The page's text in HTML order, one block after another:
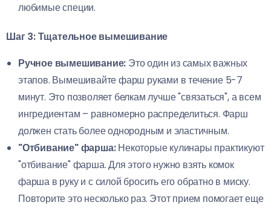
любимые специи.
Шаг 3: Тщательное вымешивание
Ручное вымешивание: Это один из самых важных
этапов. Вымешивайте фарш руками в течение 5-7
минут. Это позволяет белкам лучше "связаться", а всем
ингредиентам – равномерно распределиться. Фарш
должен стать более однородным и эластичным.
"Отбивание" фарша:Некоторые кулинары практикуют
"отбивание" фарша. Для этого нужно взять комок
фарша в руку и с силой бросить его обратно в миску.
Повторите это несколько раз. Этот прием помогает еще